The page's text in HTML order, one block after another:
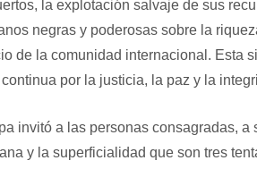
la explotación salvaje de sus
negras y poderosas sobre la
de la comunidad internacional. Esta
continua por la justicia, la paz y la
invitó a las personas consagradas,
y la superficialidad que son tres